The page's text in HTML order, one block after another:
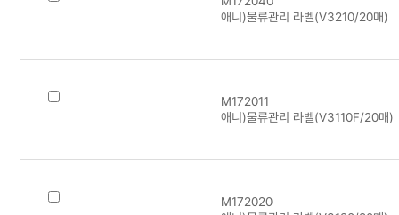
애니)물류관리 라벨(V3210/20매)
M172011
애니)물류관리 라벨(V3110F/20매)
M172020